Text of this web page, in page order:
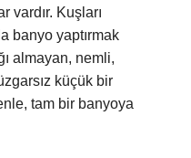
vardır. Kuşları
banyo yaptırmak
almayan, nemli,
küçük bir
tam bir banyoya